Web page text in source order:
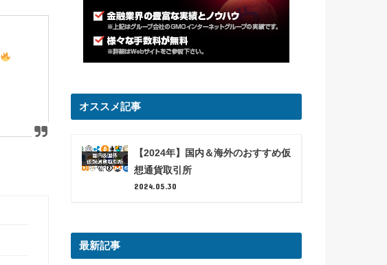
オススメ記事
【2024年】国内＆海外のおすすめ仮
想通貨取引所
2024.05.30
最新記事